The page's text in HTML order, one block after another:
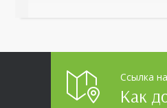
Ссылка
Как